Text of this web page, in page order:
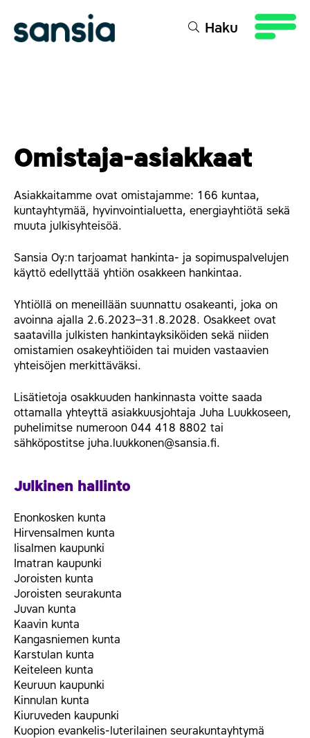
Haku
Omistaja-asiakkaat
Asiakkaitamme ovat omistajamme: 166 kuntaa,
kuntayhtymää, hyvinvointialuetta, energiayhtiötä sekä
muuta julkisyhteisöä.
Sansia Oy:n tarjoamat hankinta- ja sopimuspalvelujen
käyttö edellyttää yhtiön osakkeen hankintaa.
Yhtiöllä on meneillään suunnattu osakeanti, joka on
avoinna ajalla 2.6.2023–31.8.2028. Osakkeet ovat
saatavilla julkisten hankintayksiköiden sekä niiden
omistamien osakeyhtiöiden tai muiden vastaavien
yhteisöjen merkittäväksi.
Lisätietoja osakkuuden hankinnasta voitte saada
ottamalla yhteyttä asiakkuusjohtaja Juha Luukkoseen,
puhelimitse numeroon 044 418 8802 tai
sähköpostitse juha.luukkonen@sansia.fi.
Julkinen hallinto
Enonkosken kunta
Hirvensalmen kunta
Iisalmen kaupunki
Imatran kaupunki
Joroisten kunta
Joroisten seurakunta
Juvan kunta
Kaavin kunta
Kangasniemen kunta
Karstulan kunta
Keiteleen kunta
Keuruun kaupunki
Kinnulan kunta
Kiuruveden kaupunki
Kuopion evankelis-luterilainen seurakuntayhtymä